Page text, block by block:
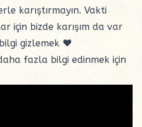
karıştırmayın. Vakti
için bizde karışım da var
gizlemek ❤️
fazla bilgi edinmek için